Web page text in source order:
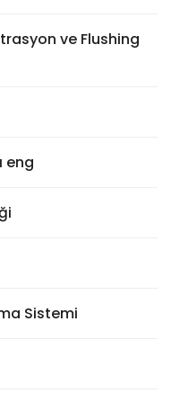
ve Flushing
eng
Sistemi